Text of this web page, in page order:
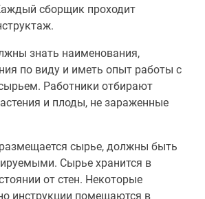
сборщик проходит
знать наименования,
по виду и иметь опыт работы с
Работники отбирают
и плоды, не зараженные
сырье, должны быть
Сырье хранится в
от стен. Некоторые
инструкции помещаются в